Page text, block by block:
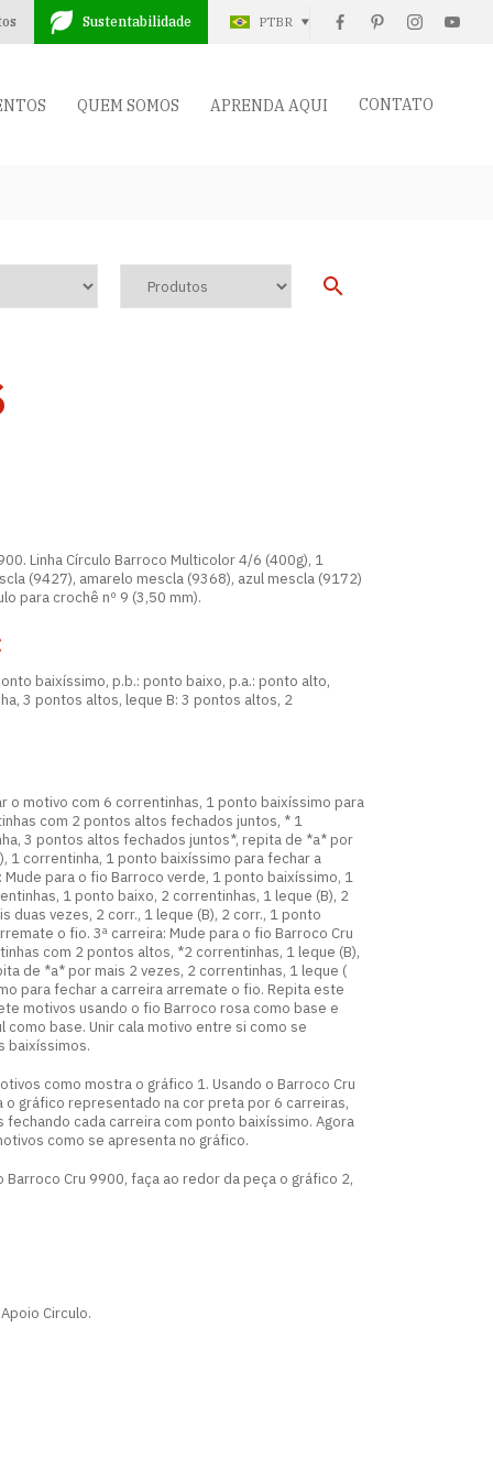
Sustentabilidade PTBR
QUEM SOMOS APRENDA AQUI CONTATO
Linha Círculo Barroco Multicolor 4/6 (400g), 1
(9427), amarelo mescla (9368), azul mescla (9172)
para crochê nº 9 (3,50 mm).
baixíssimo, p.b.: ponto baixo, p.a.: ponto alto,
3 pontos altos, leque B: 3 pontos altos, 2
o motivo com 6 correntinhas, 1 ponto baixíssimo para
com 2 pontos altos fechados juntos, * 1
3 pontos altos fechados juntos*, repita de *a* por
1 correntinha, 1 ponto baixíssimo para fechar a
para o fio Barroco verde, 1 ponto baixíssimo, 1
1 ponto baixo, 2 correntinhas, 1 leque (B), 2
duas vezes, 2 corr., 1 leque (B), 2 corr., 1 ponto
o fio. 3ª carreira: Mude para o fio Barroco Cru
com 2 pontos altos, *2 correntinhas, 1 leque (B),
de *a* por mais 2 vezes, 2 correntinhas, 1 leque (
para fechar a carreira arremate o fio. Repita este
motivos usando o fio Barroco rosa como base e
base. Unir cala motivo entre si como se
baixíssimos.
como mostra o gráfico 1. Usando o Barroco Cru
gráfico representado na cor preta por 6 carreiras,
cada carreira com ponto baixíssimo. Agora
como se apresenta no gráfico.
Barroco Cru 9900, faça ao redor da peça o gráfico 2,
Circulo.